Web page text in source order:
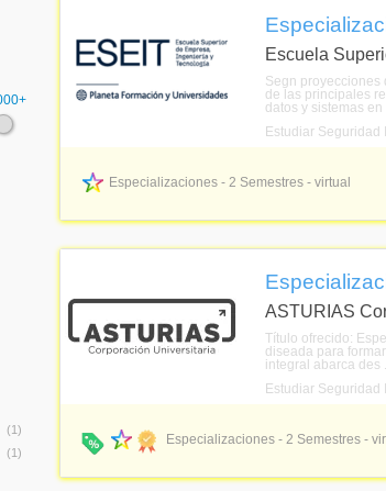
(1)
(1)
Escuela
Segn proyecciones
de las principales
datos y sistemas en
Estudiar Seguridad
Especializaciones - 2 Semestres - virtual
ASTURIAS
Título ofrecido:
diseada para
integral abarca des
Estudiar Seguridad
Especializaciones - 2 Semestres -